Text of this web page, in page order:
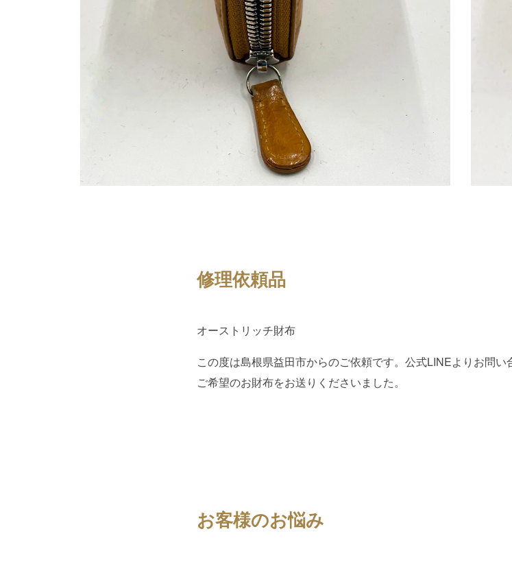
修理依頼品
オーストリッチ財布
この度は島根県益田市からのご依頼です。公式LINEよりお問
ご希望のお財布をお送りくださいました。
お客様のお悩み